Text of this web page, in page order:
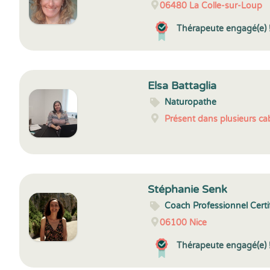
06480 La Colle-sur-Loup
Thérapeute engagé(e)
Elsa Battaglia
Naturopathe
Présent dans plusieurs
Stéphanie Senk
Coach Professionnel
06100 Nice
Thérapeute engagé(e)